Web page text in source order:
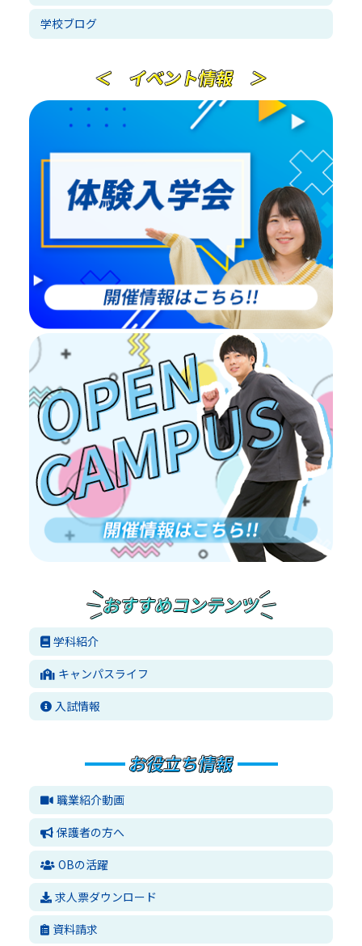
学校ブログ
学科紹介
キャンパスライフ
入試情報
職業紹介動画
保護者の方へ
OBの活躍
求人票ダウンロード
資料請求